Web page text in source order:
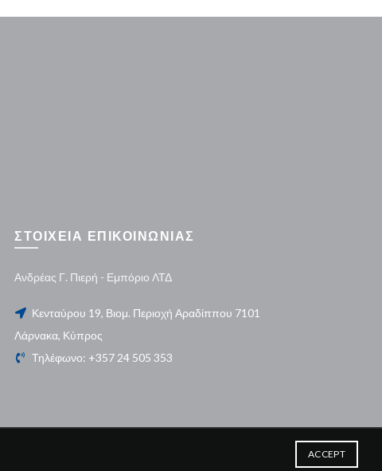
ΣΤΟΙΧΕΙΑ ΕΠΙΚΟΙΝΩΝΙΑΣ
Ανδρέας Γ. Πιερή - Εμπόριο ΛΤΔ
Κενταύρου 19, Βιομ. Περιοχή Αραδίππου 7101
Λάρνακα, Κύπρος
Τηλέφωνο: +357 24 505 353
ACCEPT